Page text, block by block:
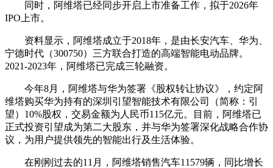
同时，阿维塔已经同步开启上市准备工作，拟于2026年
IPO上市。
资料显示，阿维塔成立于2018年，是由长安汽车、华为、
宁德时代（300750）三方联合打造的高端智能电动品牌。
2021-2023年，阿维塔已完成三轮融资。
今年8月，阿维塔与华为签署《股权转让协议》，约定阿
维塔购买华为持有的深圳引望智能技术有限公司（简称：引
望）10%股权，交易金额为人民币115亿元。目前，阿维塔已
正式投资引望成为第二大股东，并与华为签署深化战略合作协
议，为用户提供领先的智能出行及生活体验。
在刚刚过去的11月，阿维塔销售汽车11579辆，同比增长